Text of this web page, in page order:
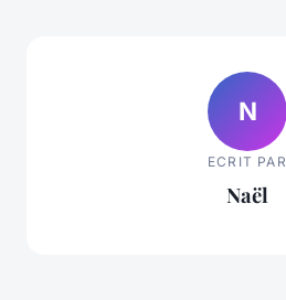
N
ECRIT PAR
Naël